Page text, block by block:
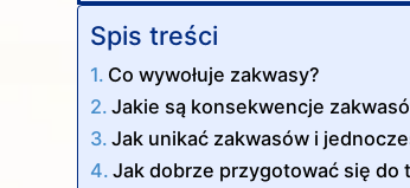
Spis treści
Co wywołuje zakwasy?
Jakie są konsekwencje
Jak unikać zakwasów i
Jak dobrze przygotować się do